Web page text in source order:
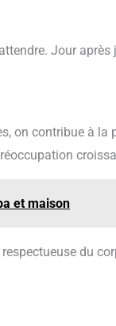
Jour
on contribue à la
et maison
du